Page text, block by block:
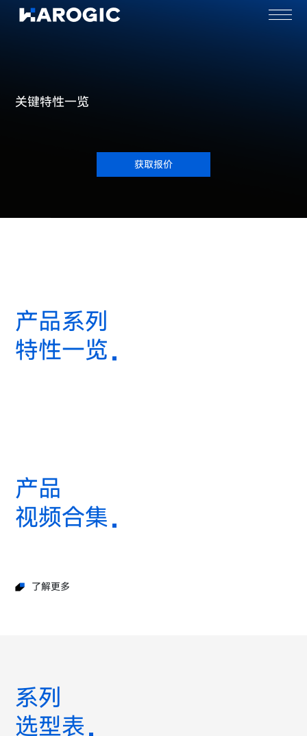
关键特性一览
获取报价
产品系列
特性一览
产品
视频合集
了解更多
系列
选型表